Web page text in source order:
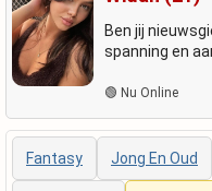
Ben jij
spanning en
🟢 Nu Online
Fantasy Jong En Oud